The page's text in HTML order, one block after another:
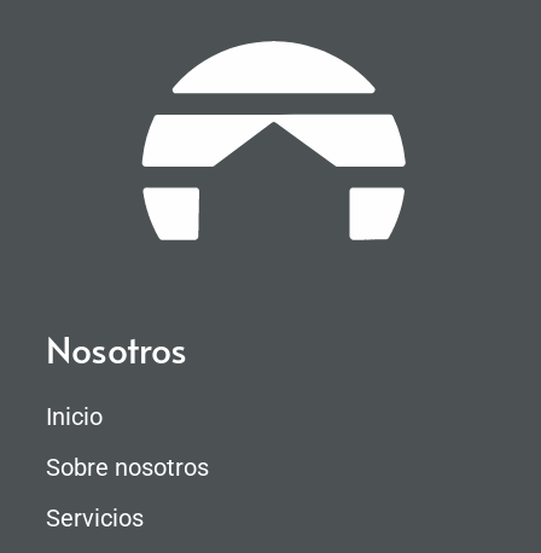
Nosotros
Inicio
Sobre nosotros
Servicios